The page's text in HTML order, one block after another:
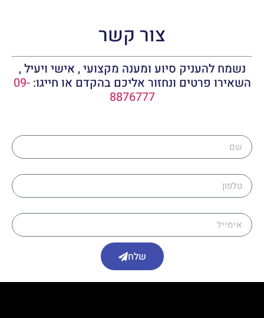
צור קשר
נשמח להעניק סיוע ומענה מקצועי , אישי ויעיל ,
השאירו פרטים ונחזור אליכם בהקדם או חייגו:09-
8876777
שלח